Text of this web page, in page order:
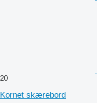
20
Kornet skærebord